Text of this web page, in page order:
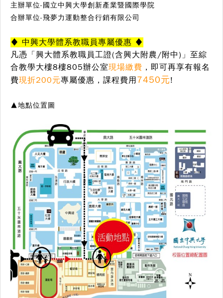
主辦單位-國立中興大學創新產業暨國際學院
合辦單位-飛夢力運動整合行銷有限公司
♦ 中興大學體系教職員專屬優惠 ♦
凡憑「興大體系教職員工證(含興大附農/附中)」至綜
合教學大樓8樓805辦公室現場繳費 ， 即可再享有報名
費現折200元專屬優惠 ，課程費用7450元!
▲地點位置圖